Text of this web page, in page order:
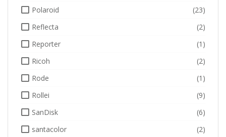
Polaroid
(23)
Reflecta
(2)
Reporter
(1)
Ricoh
(2)
Rode
(1)
Rollei
(9)
SanDisk
(6)
santacolor
(2)